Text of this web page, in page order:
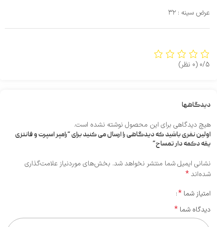
عرض سینه : ۳۲
0/5 (0 نظر)
دیدگاهها
هیچ دیدگاهی برای این محصول نوشته نشده است.
اولین نفری باشید که دیدگاهی را ارسال می کنید برای “رامپر اسپرت و فانتزی
یقه دکمه دار تمساح”
نشانی ایمیل شما منتشر نخواهد شد. بخش‌های موردنیاز علامت‌گذاری
شده‌اند*
امتیاز شما *
دیدگاه شما *